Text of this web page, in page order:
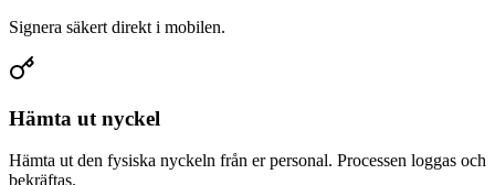
Signera säkert direkt i mobilen.
Hämta ut nyckel
Hämta ut den fysiska nyckeln från er personal. Processen loggas och
bekräftas.